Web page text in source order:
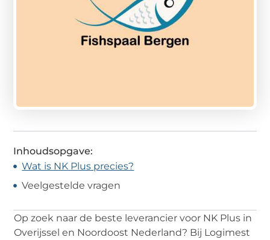
Inhoudsopgave:
Wat is NK Plus precies?
Veelgestelde vragen
Op zoek naar de beste leverancier voor NK Plus in
Overijssel en Noordoost Nederland? Bij Logimest